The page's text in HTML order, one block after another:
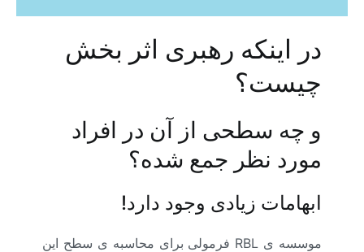
در اینکه رهبری اثر بخش
چیست؟
و چه سطحی از آن در افراد
مورد نظر جمع شده؟
ابهامات زیادی وجود دارد!
موسسه ی RBL فرمولی برای محاسبه­ ی سطح این